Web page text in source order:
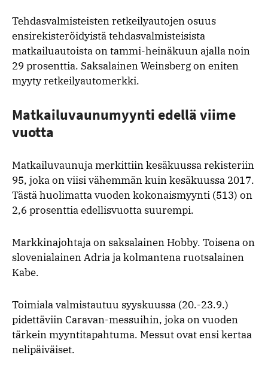
Tehdasvalmisteisten retkeilyautojen osuus
ensirekisteröidyistä tehdasvalmisteisista
matkailuautoista on tammi-heinäkuun ajalla noin
29 prosenttia. Saksalainen Weinsberg on eniten
myyty retkeilyautomerkki.
Matkailuvaunumyynti edellä viime
vuotta
Matkailuvaunuja merkittiin kesäkuussa rekisteriin
95, joka on viisi vähemmän kuin kesäkuussa 2017.
Tästä huolimatta vuoden kokonaismyynti (513) on
2,6 prosenttia edellisvuotta suurempi.
Markkinajohtaja on saksalainen Hobby. Toisena on
slovenialainen Adria ja kolmantena ruotsalainen
Kabe.
Toimiala valmistautuu syyskuussa (20.-23.9.)
pidettäviin Caravan-messuihin, joka on vuoden
tärkein myyntitapahtuma. Messut ovat ensi kertaa
nelipäiväiset.